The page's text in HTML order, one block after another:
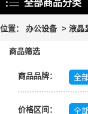
全部商品分类
位置： 办公设备> 液晶
商品筛选
商品品牌： 全
富
飞
价格区间： 全